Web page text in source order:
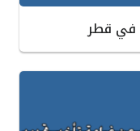
في قطر